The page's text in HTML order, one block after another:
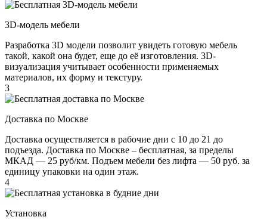
3D-модель мебели
Разработка 3D модели позволит увидеть готовую мебель
такой, какой она будет, еще до её изготовления. 3D-
визуализация учитывает особенности применяемых
материалов, их форму и текстуру.
3
Доставка по Москве
Доставка осуществляется в рабочие дни с 10 до 21 до
подъезда. Доставка по Москве – бесплатная, за пределы
МКАД — 25 руб/км. Подъем мебели без лифта — 50 руб. за
единицу упаковки на один этаж.
4
Установка